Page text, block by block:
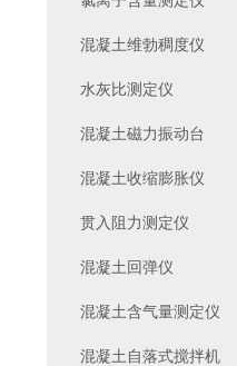
混凝土维勃稠度仪
水灰比测定仪
混凝土磁力振动台
混凝土收缩膨胀仪
贯入阻力测定仪
混凝土回弹仪
混凝土含气量测定仪
混凝土自落式搅拌机